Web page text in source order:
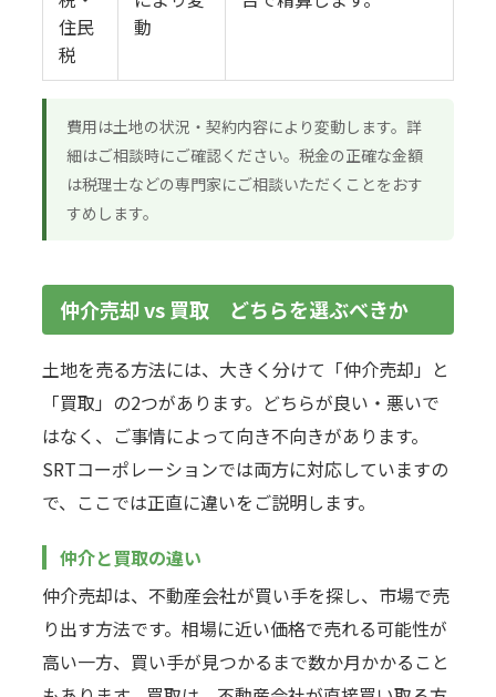
住民
税
動
費用は土地の状況・契約内容により変動します。詳
細はご相談時にご確認ください。税金の正確な金額
は税理士などの専門家にご相談いただくことをおす
すめします。
仲介売却 vs 買取 どちらを選ぶべきか
土地を売る方法には、大きく分けて「仲介売却」と
「買取」の2つがあります。どちらが良い・悪いで
はなく、ご事情によって向き不向きがあります。
SRTコーポレーションでは両方に対応していますの
で、ここでは正直に違いをご説明します。
仲介と買取の違い
仲介売却は、不動産会社が買い手を探し、市場で売
り出す方法です。相場に近い価格で売れる可能性が
高い一方、買い手が見つかるまで数か月かかること